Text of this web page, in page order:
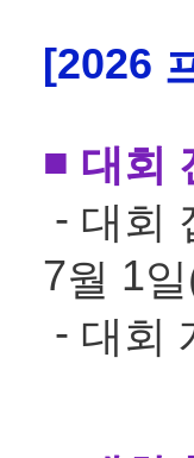
[2026
■ 대회
- 대회
7월 1일
- 대회